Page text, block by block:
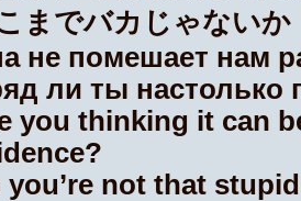
までバカじゃないか
не помешает нам
ли ты настолько
you thinking it can
you’re not that